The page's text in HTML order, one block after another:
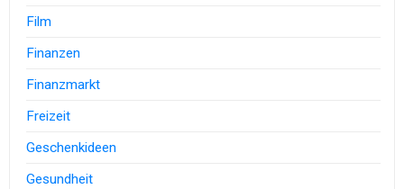
Film
Finanzen
Finanzmarkt
Freizeit
Geschenkideen
Gesundheit